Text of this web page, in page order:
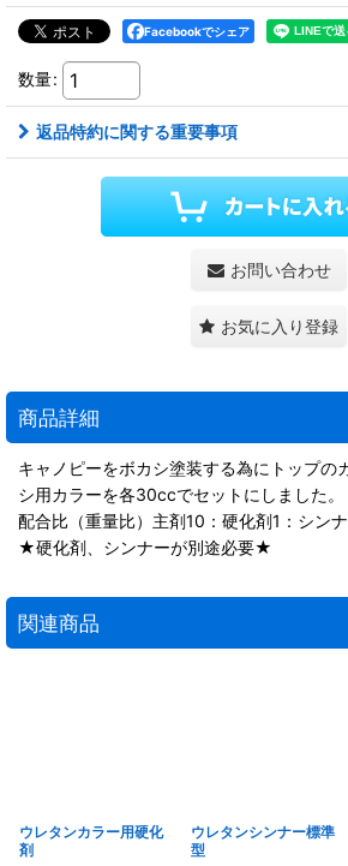
Facebookでシェア
数量:
返品特約に関する重要事項
お問い合わせ
お気に入り登録
商品詳細
キャノピーをボカシ塗装する為にトップの
シ用カラーを各30ccでセットにしました。
配合比（重量比）主剤10：硬化剤1：シン
★硬化剤、シンナーが別途必要★
関連商品
ウレタンカラー用硬化
剤
ウレタンシンナー標準
型